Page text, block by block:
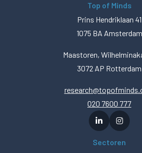
Top of Minds
Prins Hendriklaan 41
1075 BA Amsterdam
Maastoren,
3072 AP Rotterdam
020 7600 777
Sectoren